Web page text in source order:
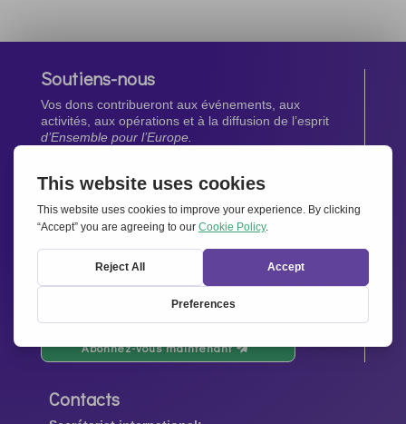
Soutiens-nous
Vos dons contribueront aux événements, aux
activités, aux opérations et à la diffusion de l’esprit
d’Ensemble pour l’Europe.
Faites un don maintenant
Newsletter
Restez au courant de toutes les dernières nouvelles
Abonnez-vous maintenant
Contacts